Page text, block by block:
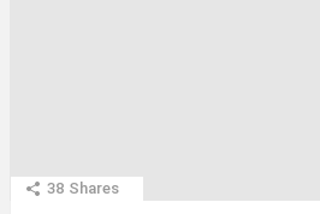
38 Shares